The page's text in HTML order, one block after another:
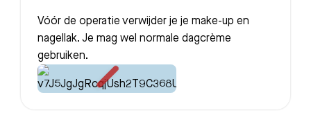
Vóór de operatie verwijder je je make-up en
nagellak. Je mag wel normale dagcrème
gebruiken.